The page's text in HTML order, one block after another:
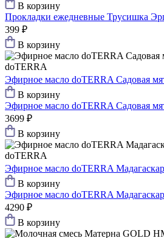
В корзину
Прокладки ежедневные Трусишка
399 ₽
В корзину
doTERRA
Эфирное масло doTERRA Садовая
В корзину
Эфирное масло doTERRA Садовая
3699 ₽
В корзину
doTERRA
Эфирное масло doTERRA
В корзину
Эфирное масло doTERRA
4290 ₽
В корзину